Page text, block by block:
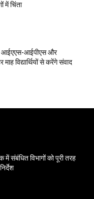
में चिंता
आईएएस-आईपीएस और
विद्यार्थियों से करेंगे संवाद
संबंधित विभागों को पूरी तरह